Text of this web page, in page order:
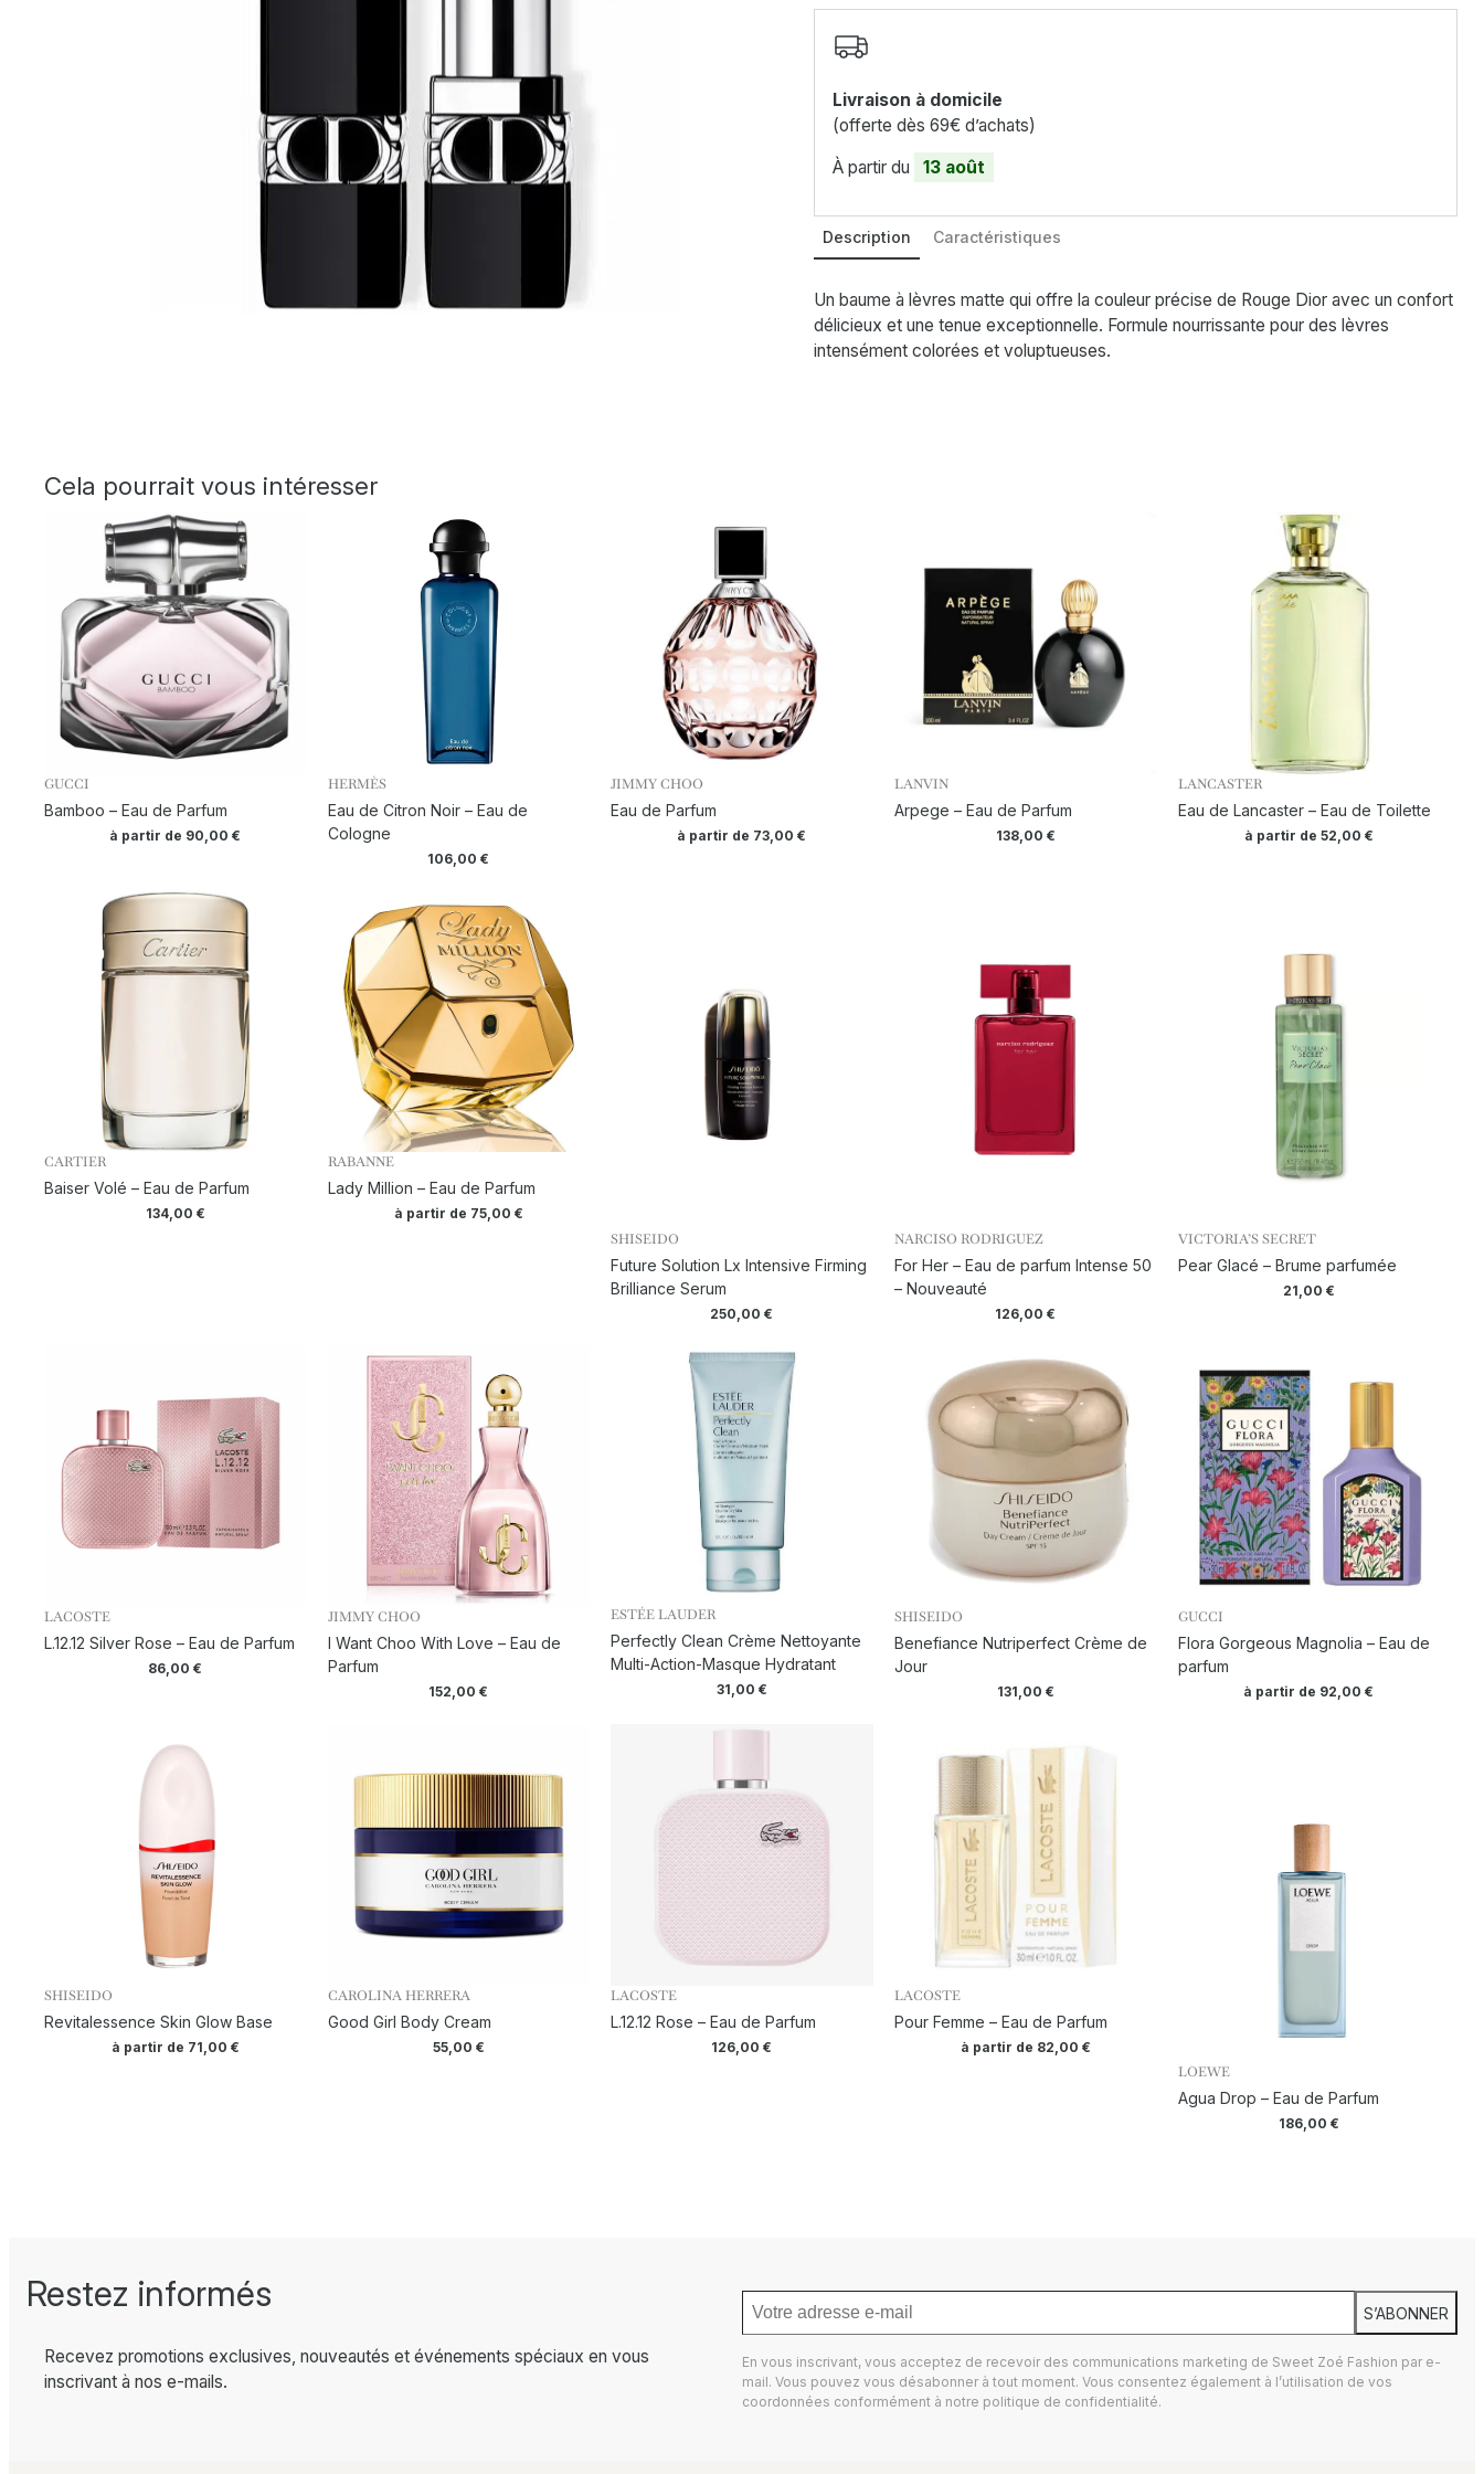
Livraison à domicile
(offerte dès 69€ d’achats)
À partir du 13 août
Description Caractéristiques
Un baume à lèvres matte qui offre la couleur précise de Rouge Dior avec un confort
délicieux et une tenue exceptionnelle. Formule nourrissante pour des lèvres
intensément colorées et voluptueuses.
Cela pourrait vous intéresser
GUCCI
Bamboo – Eau de Parfum
à partir de 90,00€
HERMÈS
Eau de Citron Noir – Eau de
Cologne
106,00€
JIMMY CHOO
Eau de Parfum
à partir de 73,00€
LANVIN
Arpege – Eau de Parfum
138,00 €
LANCASTER
Eau de Lancaster – Eau de Toilette
à partir de 52,00 €
CARTIER
Baiser Volé – Eau de Parfum
134,00 €
RABANNE
Lady Million – Eau de Parfum
à partir de 75,00 €
SHISEIDO
Future Solution Lx Intensive Firming
Brilliance Serum
250,00€
NARCISO RODRIGUEZ
For Her – Eau de parfum Intense 50
– Nouveauté
126,00€
VICTORIA’S SECRET
Pear Glacé – Brume parfumée
21,00 €
LACOSTE
L.12.12 Silver Rose – Eau de Parfum
86,00€
JIMMY CHOO
I Want Choo With Love – Eau de
Parfum
152,00€
ESTÉE LAUDER
Perfectly Clean Crème Nettoyante
Multi-Action-Masque Hydratant
31,00 €
SHISEIDO
Benefiance Nutriperfect Crème de
Jour
131,00 €
GUCCI
Flora Gorgeous Magnolia – Eau de
parfum
à partir de 92,00€
SHISEIDO
Revitalessence Skin Glow Base
à partir de 71,00 €
CAROLINA HERRERA
Good Girl Body Cream
55,00 €
LACOSTE
L.12.12 Rose – Eau de Parfum
126,00€
LACOSTE
Pour Femme – Eau de Parfum
à partir de 82,00 €
LOEWE
Agua Drop – Eau de Parfum
186,00 €
Restez informés
Recevez promotions exclusives, nouveautés et événements spéciaux en vous
inscrivant à nos e-mails.
S’ABONNER
En vous inscrivant, vous acceptez de recevoir des communications marketing de Sweet Zoé Fashion par e-
mail. Vous pouvez vous désabonner à tout moment. Vous consentez également à l’utilisation de vos
coordonnées conformément à notre politique de confidentialité.